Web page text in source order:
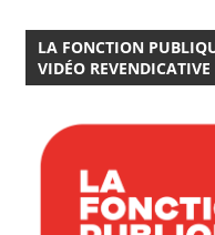
LA FONCTION
VIDÉO REVENDICATIVE